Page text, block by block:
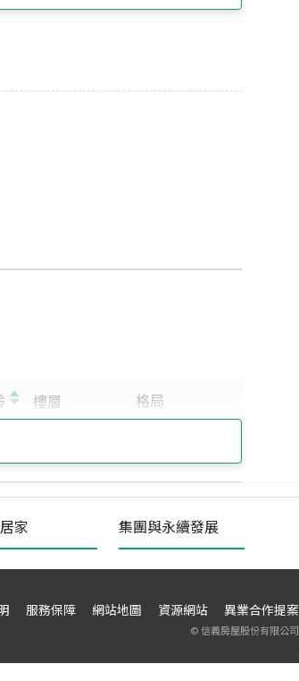
家 集團與永續發展
服務保障 網站地圖 資源網站 異業合作提案
©信義房屋股份有限公司